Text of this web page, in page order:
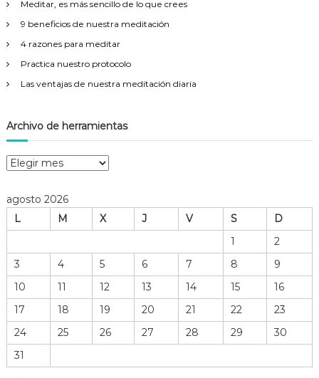
:
Meditar, es más sencillo de lo que crees
9 beneficios de nuestra meditación
4 razones para meditar
Practica nuestro protocolo
Las ventajas de nuestra meditación diaria
Archivo de herramientas
A
h
o
h
r
r
m
agosto 2026
L
M X J V S
D
1
2
3
4 5 6 7 8
9
10
11 12 13 14 15
16
17
18 19 20 21 22
23
24
25 26 27 28 29
30
31